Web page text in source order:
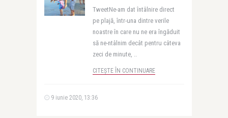
TweetNe-am dat întâlnire direct
pe plajă, într-una dintre verile
noastre în care nu ne era îngăduit
să ne-ntâlnim decât pentru câteva
zeci de minute, ..
CITEȘTE ÎN CONTINUARE
9 iunie 2020, 13:36